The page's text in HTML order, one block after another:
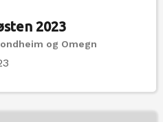
2023
og Omegn